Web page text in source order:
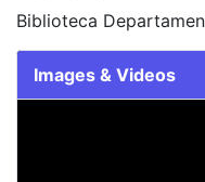
Biblioteca
Images & Videos